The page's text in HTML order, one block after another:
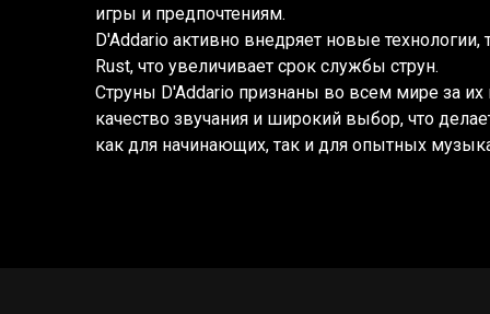
игры и предпочтениям.
D'Addario активно внедряет новые технологии,
Rust, что увеличивает срок службы струн.
Струны D'Addario признаны во всем мире за
качество звучания и широкий выбор, что
как для начинающих, так и для опытных